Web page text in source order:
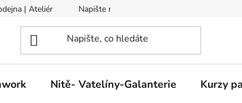
| Ateliér Napište nám
Nitě- Vatelíny-Galanterie Kurzy